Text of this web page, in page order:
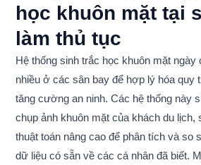
học khuôn mặt tại
làm thủ tục
Hệ thống sinh trắc học khuôn mặt
nhiều ở các sân bay để hợp lý hóa quy
tăng cường an ninh. Các hệ thống này
chụp ảnh khuôn mặt của khách du lịch,
thuật toán nâng cao để phân tích và so
dữ liệu có sẵn về các cá nhân đã biết.